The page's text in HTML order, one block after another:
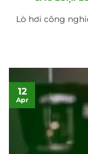
Lò hơi công
12
Apr